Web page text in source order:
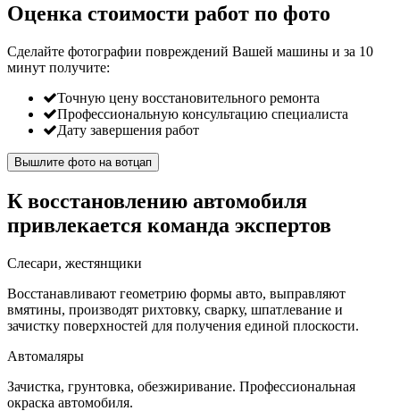
Оценка стоимости работ по фото
Сделайте фотографии повреждений Вашей машины и за 10
минут получите:
Точную цену восстановительного ремонта
Профессиональную консультацию специалиста
Дату завершения работ
Вышлите фото на вотцап
К восстановлению автомобиля
привлекается команда экспертов
Слесари, жестянщики
Восстанавливают геометрию формы авто, выправляют
вмятины, производят рихтовку, сварку, шпатлевание и
зачистку поверхностей для получения единой плоскости.
Автомаляры
Зачистка, грунтовка, обезжиривание. Профессиональная
окраска автомобиля.